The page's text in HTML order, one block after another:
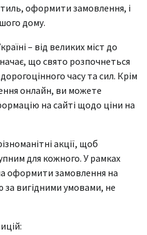
оформити замовлення, і
дому.
– від великих міст до
що свято розпочнеться
часу та сил. Крім
онлайн, ви можете
на сайті щодо ціни на
акції, щоб
для кожного. У рамках
оформити замовлення на
за вигідними умовами, не